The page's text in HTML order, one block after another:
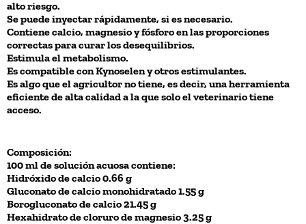
alto riesgo.
Se puede inyectar rápidamente, si es necesario.
Contiene calcio, magnesio y fósforo en las proporciones
correctas para curar los desequilibrios.
Estimula el metabolismo.
Es compatible con Kynoselen y otros estimulantes.
Es algo que el agricultor no tiene, es decir, una herramienta
eficiente de alta calidad a la que solo el veterinario tiene
acceso.
Composición:
100 ml de solución acuosa contiene:
Hidróxido de calcio 0.66 g
Gluconato de calcio monohidratado 1.55 g
Borogluconato de calcio 21.45 g
Hexahidrato de cloruro de magnesio 3.25 g